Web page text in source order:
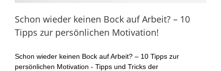
Schon wieder keinen Bock auf Arbeit? – 10
Tipps zur persönlichen Motivation!
Schon wieder keinen Bock auf Arbeit? – 10 Tipps zur
persönlichen Motivation - Tipps und Tricks der